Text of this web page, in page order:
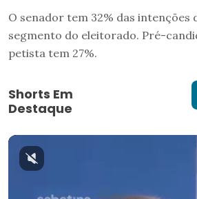
O senador tem 32% das intenções
segmento do eleitorado. Pré-
petista tem 27%.
Shorts Em
Destaque